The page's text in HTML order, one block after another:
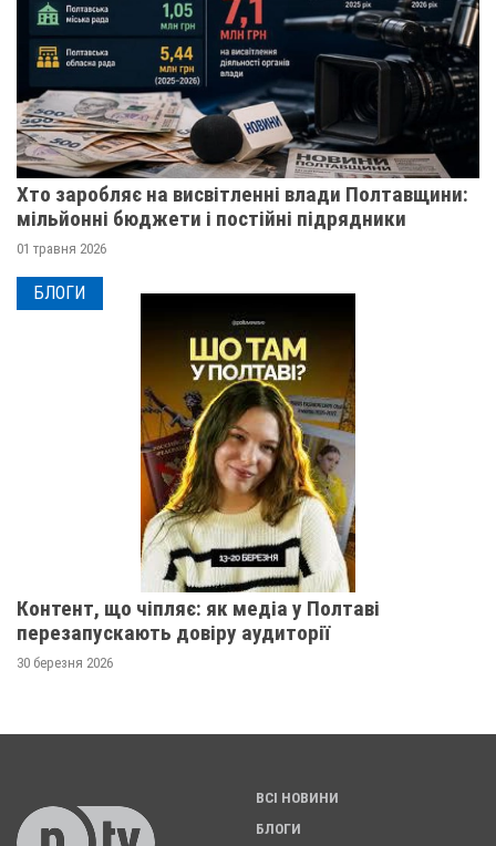
Хто заробляє на висвітленні влади Полтавщини:
мільйонні бюджети і постійні підрядники
01 травня 2026
БЛОГИ
Контент, що чіпляє: як медіа у Полтаві
перезапускають довіру аудиторії
30 березня 2026
ВСІ НОВИНИ
БЛОГИ